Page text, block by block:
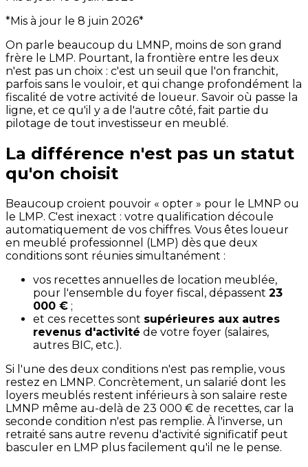
*Mis à jour le 8 juin 2026*
On parle beaucoup du LMNP, moins de son grand
frère le LMP. Pourtant, la frontière entre les deux
n'est pas un choix : c'est un seuil que l'on franchit,
parfois sans le vouloir, et qui change profondément la
fiscalité de votre activité de loueur. Savoir où passe la
ligne, et ce qu'il y a de l'autre côté, fait partie du
pilotage de tout investisseur en meublé.
La différence n'est pas un statut
qu'on choisit
Beaucoup croient pouvoir « opter » pour le LMNP ou
le LMP. C'est inexact : votre qualification découle
automatiquement de vos chiffres. Vous êtes loueur
en meublé professionnel (LMP) dès que deux
conditions sont réunies simultanément :
vos recettes annuelles de location meublée,
pour l'ensemble du foyer fiscal, dépassent 23
000 € ;
et ces recettes sont supérieures aux autres
revenus d'activité de votre foyer (salaires,
autres BIC, etc.).
Si l'une des deux conditions n'est pas remplie, vous
restez en LMNP. Concrètement, un salarié dont les
loyers meublés restent inférieurs à son salaire reste
LMNP même au-delà de 23 000 € de recettes, car la
seconde condition n'est pas remplie. À l'inverse, un
retraité sans autre revenu d'activité significatif peut
basculer en LMP plus facilement qu'il ne le pense.